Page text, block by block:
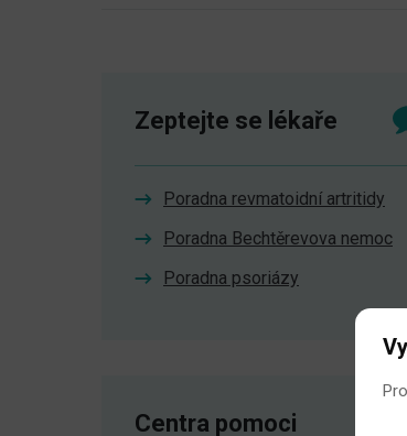
Zeptejte se lékaře
Poradna revmatoidní artritidy
Poradna Bechtěrevova nemoc
Poradna psoriázy
Centra pomoci